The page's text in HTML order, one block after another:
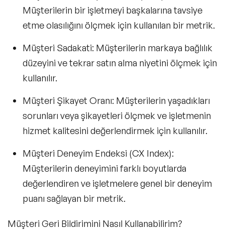
Müşterilerin bir işletmeyi başkalarına tavsiye
etme olasılığını ölçmek için kullanılan bir metrik.
Müşteri Sadakati: Müşterilerin markaya bağlılık
düzeyini ve tekrar satın alma niyetini ölçmek için
kullanılır.
Müşteri Şikayet Oranı: Müşterilerin yaşadıkları
sorunları veya şikayetleri ölçmek ve işletmenin
hizmet kalitesini değerlendirmek için kullanılır.
Müşteri Deneyim Endeksi (CX Index):
Müşterilerin deneyimini farklı boyutlarda
değerlendiren ve işletmelere genel bir deneyim
puanı sağlayan bir metrik.
Müşteri Geri Bildirimini Nasıl Kullanabilirim?